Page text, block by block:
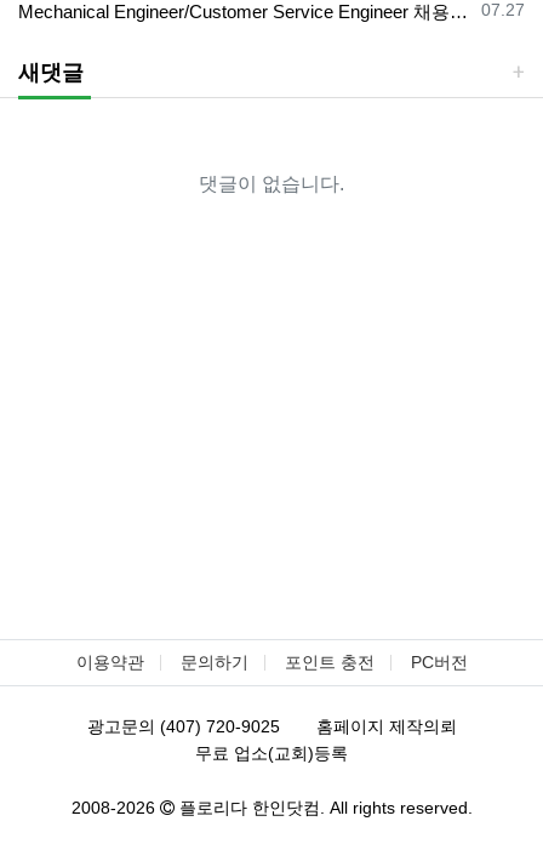
등록일
07.27
Mechanical Engineer/Customer Service Engineer 채용중입니다.
새댓글
댓글이 없습니다.
이용약관 문의하기 포인트 충전 PC버전
광고문의 (407) 720-9025
홈페이지 제작의뢰
무료 업소(교회)등록
2008-2026 플로리다 한인닷컴. All rights reserved.